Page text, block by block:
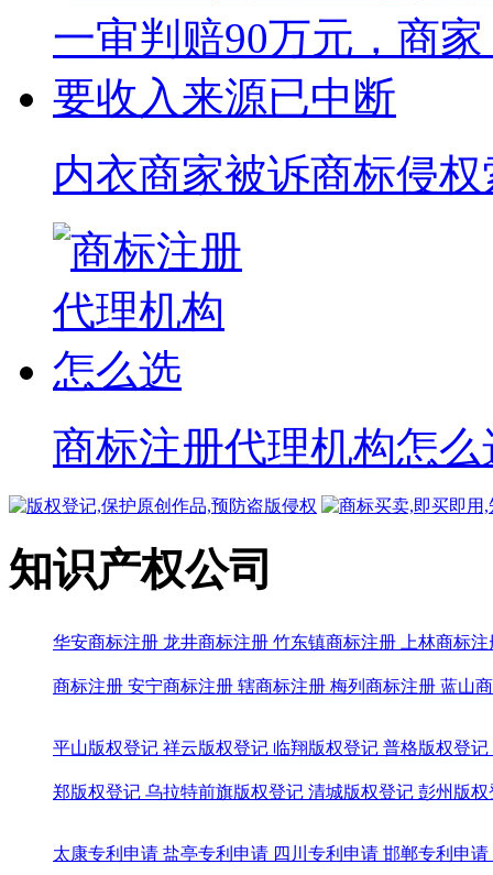
内衣商家被诉商标侵
商标注册代理机构怎么
知识产权公司
华安商标注册 龙井商标注册 竹东镇商标注册 上林商标
商标注册 安宁商标注册 辖商标注册 梅列商标注册 蓝山
平山版权登记 祥云版权登记 临翔版权登记 普格版权登记
郑版权登记 乌拉特前旗版权登记 清城版权登记 彭州版权
太康专利申请 盐亭专利申请 四川专利申请 邯郸专利申请